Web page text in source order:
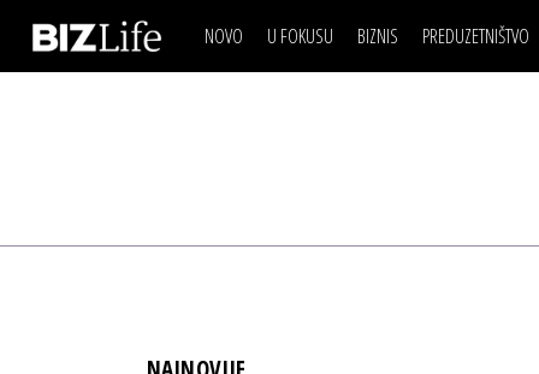
NOVO U FOKUSU BIZNIS
ESG & ENERGY
PREDUZETNIŠTVO
IZJAVA DANABIZNIS SCENA